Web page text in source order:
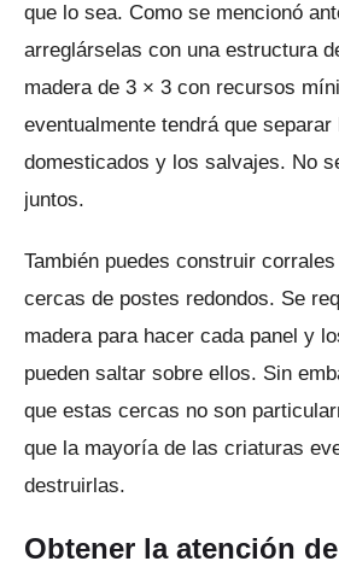
que lo sea. Como se mencionó
arreglárselas con una estructura
madera de 3 × 3 con recursos
eventualmente tendrá que
domesticados y los salvajes. No
juntos.
También puedes construir
cercas de postes redondos. Se
madera para hacer cada panel y
pueden saltar sobre ellos. Sin
que estas cercas no son
que la mayoría de las criaturas
destruirlas.
Obtener la atención